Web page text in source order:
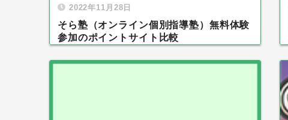
2022年11月28日
そら塾（オンライン個別指導塾）無料体験
参加のポイントサイト比較